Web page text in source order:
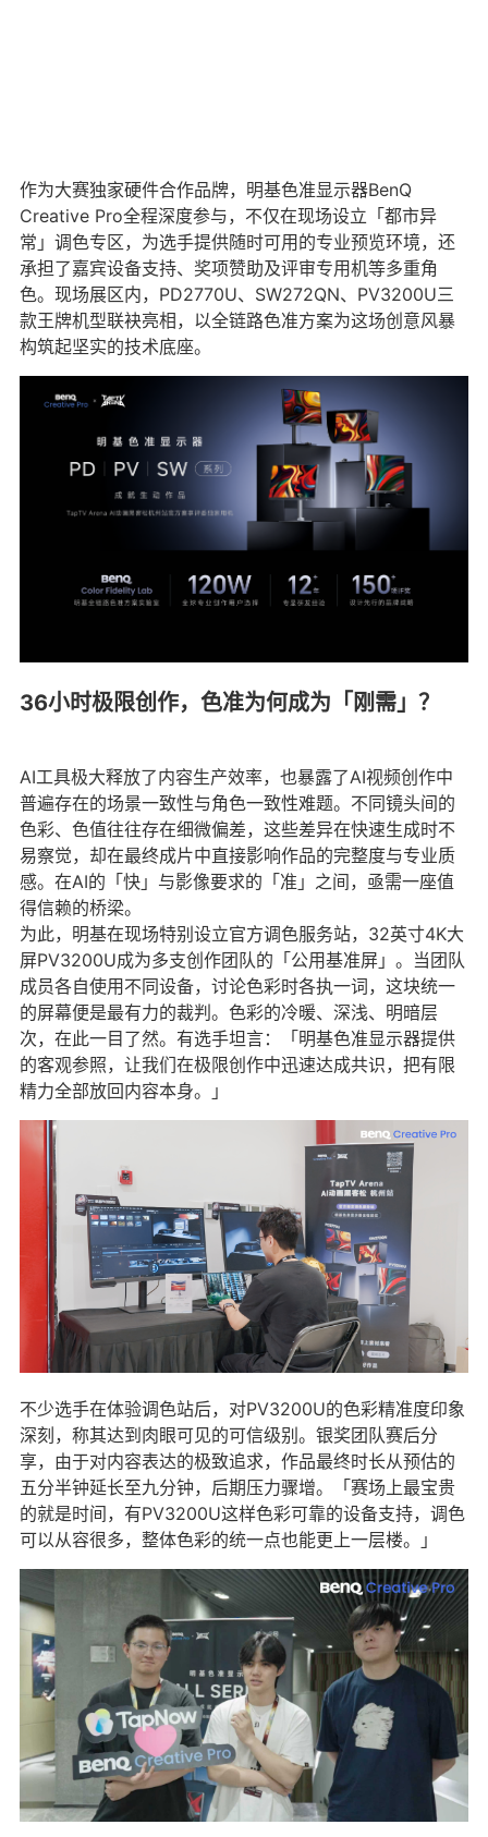
作为大赛独家硬件合作品牌，明基色准显示器BenQ
Creative Pro全程深度参与，不仅在现场设立「都市异
常」调色专区，为选手提供随时可用的专业预览环境，还
承担了嘉宾设备支持、奖项赞助及评审专用机等多重角
色。现场展区内，PD2770U、SW272QN、PV3200U三
款王牌机型联袂亮相，以全链路色准方案为这场创意风暴
构筑起坚实的技术底座。
36小时极限创作，色准为何成为「刚需」？
AI工具极大释放了内容生产效率，也暴露了AI视频创作中
普遍存在的场景一致性与角色一致性难题。不同镜头间的
色彩、色值往往存在细微偏差，这些差异在快速生成时不
易察觉，却在最终成片中直接影响作品的完整度与专业质
感。在AI的「快」与影像要求的「准」之间，亟需一座值
得信赖的桥梁。
为此，明基在现场特别设立官方调色服务站，32英寸4K大
屏PV3200U成为多支创作团队的「公用基准屏」。当团队
成员各自使用不同设备，讨论色彩时各执一词，这块统一
的屏幕便是最有力的裁判。色彩的冷暖、深浅、明暗层
次，在此一目了然。有选手坦言：「明基色准显示器提供
的客观参照，让我们在极限创作中迅速达成共识，把有限
精力全部放回内容本身。」
不少选手在体验调色站后，对PV3200U的色彩精准度印象
深刻，称其达到肉眼可见的可信级别。银奖团队赛后分
享，由于对内容表达的极致追求，作品最终时长从预估的
五分半钟延长至九分钟，后期压力骤增。「赛场上最宝贵
的就是时间，有PV3200U这样色彩可靠的设备支持，调色
可以从容很多，整体色彩的统一点也能更上一层楼。」